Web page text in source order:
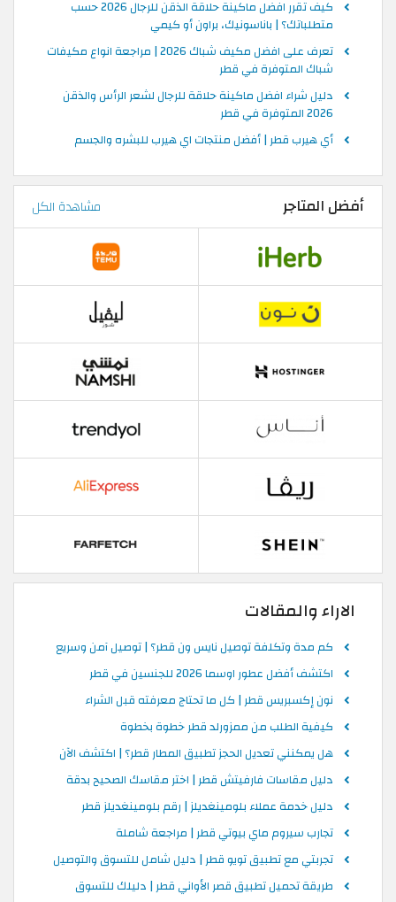
كيف تقرر افضل ماكينة حلاقة الذقن للرجال 2026 حسب
متطلباتك؟ | باناسونيك، براون أو كيمي
تعرف على افضل مكيف شباك 2026 | مراجعة انواع مكيفات
شباك المتوفرة في قطر
دليل شراء افضل ماكينة حلاقة للرجال لشعر الرأس والذقن
2026 المتوفرة في قطر
أي هيرب قطر | أفضل منتجات اي هيرب للبشره والجسم
أفضل المتاجر مشاهدة الكل
الاراء والمقالات
كم مدة وتكلفة توصيل نايس ون قطر؟ | توصيل آمن وسريع
اكتشف أفضل عطور اوسما 2026 للجنسين في قطر
نون إكسبريس قطر | كل ما تحتاج معرفته قبل الشراء
كيفية الطلب من ممزورلد قطر خطوة بخطوة
هل يمكنني تعديل الحجز تطبيق المطار قطر؟ | اكتشف الآن
دليل مقاسات فارفيتش قطر | اختر مقاسك الصحيح بدقة
دليل خدمة عملاء بلومينغديلز | رقم بلومينغديلز قطر
تجارب سيروم ماي بيوتي قطر | مراجعة شاملة
تجربتي مع تطبيق تويو قطر | دليل شامل للتسوق والتوصيل
طريقة تحميل تطبيق قصر الأواني قطر | دليلك للتسوق